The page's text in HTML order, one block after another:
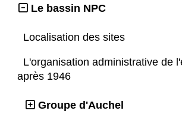
Le bassin NPC
Localisation des sites
L'organisation administrative de
après 1946
Groupe d'Auchel